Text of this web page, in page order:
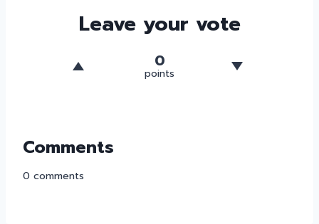
Leave your vote
0
points
Comments
0 comments